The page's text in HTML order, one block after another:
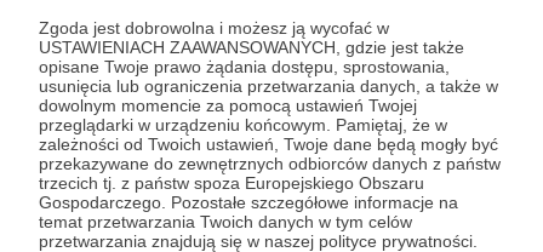
Zgoda jest dobrowolna i możesz ją wycofać w
USTAWIENIACH ZAAWANSOWANYCH, gdzie jest także
opisane Twoje prawo żądania dostępu, sprostowania,
usunięcia lub ograniczenia przetwarzania danych, a także w
dowolnym momencie za pomocą ustawień Twojej
przeglądarki w urządzeniu końcowym. Pamiętaj, że w
zależności od Twoich ustawień, Twoje dane będą mogły być
przekazywane do zewnętrznych odbiorców danych z państw
trzecich tj. z państw spoza Europejskiego Obszaru
Gospodarczego. Pozostałe szczegółowe informacje na
temat przetwarzania Twoich danych w tym celów
przetwarzania znajdują się w naszej polityce prywatności.
Kategorie
O Patronite
Dodatkowe produkty
Pomoc
RegulaminPolityka prywatnościPatronite Commons